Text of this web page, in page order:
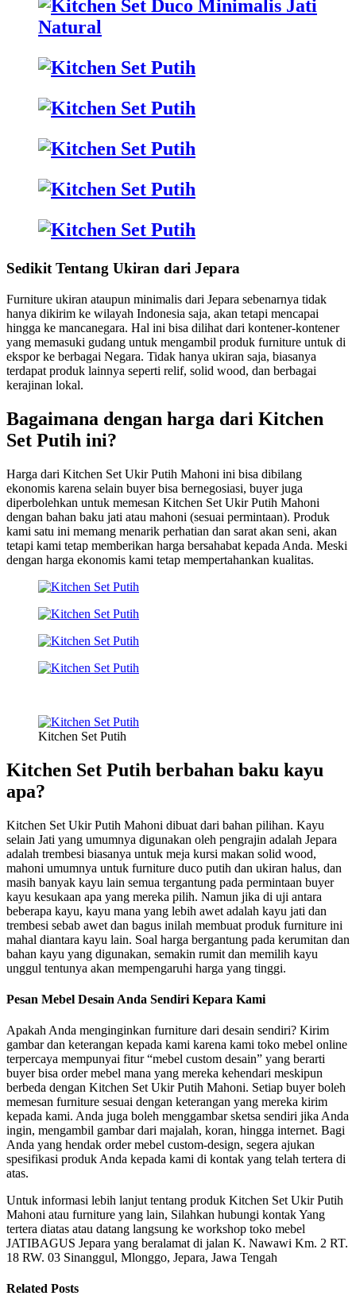
Sedikit Tentang Ukiran dari Jepara
Furniture ukiran ataupun minimalis dari Jepara sebenarnya tidak
hanya dikirim ke wilayah Indonesia saja, akan tetapi mencapai
hingga ke mancanegara. Hal ini bisa dilihat dari kontener-kontener
yang memasuki gudang untuk mengambil produk furniture untuk di
ekspor ke berbagai Negara. Tidak hanya ukiran saja, biasanya
terdapat produk lainnya seperti relif, solid wood, dan berbagai
kerajinan lokal.
Bagaimana dengan harga dari Kitchen
Set Putih ini?
Harga dari Kitchen Set Ukir Putih Mahoni ini bisa dibilang
ekonomis karena selain buyer bisa bernegosiasi, buyer juga
diperbolehkan untuk memesan Kitchen Set Ukir Putih Mahoni
dengan bahan baku jati atau mahoni (sesuai permintaan). Produk
kami satu ini memang menarik perhatian dan sarat akan seni, akan
tetapi kami tetap memberikan harga bersahabat kepada Anda. Meski
dengan harga ekonomis kami tetap mempertahankan kualitas.
Kitchen Set Putih
Kitchen Set Putih berbahan baku kayu
apa?
Kitchen Set Ukir Putih Mahoni dibuat dari bahan pilihan. Kayu
selain Jati yang umumnya digunakan oleh pengrajin adalah Jepara
adalah trembesi biasanya untuk meja kursi makan solid wood,
mahoni umumnya untuk furniture duco putih dan ukiran halus, dan
masih banyak kayu lain semua tergantung pada permintaan buyer
kayu kesukaan apa yang mereka pilih. Namun jika di uji antara
beberapa kayu, kayu mana yang lebih awet adalah kayu jati dan
trembesi sebab awet dan bagus inilah membuat produk furniture ini
mahal diantara kayu lain. Soal harga bergantung pada kerumitan dan
bahan kayu yang digunakan, semakin rumit dan memilih kayu
unggul tentunya akan mempengaruhi harga yang tinggi.
Pesan Mebel Desain Anda Sendiri Kepara Kami
Apakah Anda menginginkan furniture dari desain sendiri? Kirim
gambar dan keterangan kepada kami karena kami toko mebel online
terpercaya mempunyai fitur “mebel custom desain” yang berarti
buyer bisa order mebel mana yang mereka kehendari meskipun
berbeda dengan Kitchen Set Ukir Putih Mahoni. Setiap buyer boleh
memesan furniture sesuai dengan keterangan yang mereka kirim
kepada kami. Anda juga boleh menggambar sketsa sendiri jika Anda
ingin, mengambil gambar dari majalah, koran, hingga internet. Bagi
Anda yang hendak order mebel custom-design, segera ajukan
spesifikasi produk Anda kepada kami di kontak yang telah tertera di
atas.
Untuk informasi lebih lanjut tentang produk Kitchen Set Ukir Putih
Mahoni atau furniture yang lain, Silahkan hubungi kontak Yang
tertera diatas atau datang langsung ke workshop toko mebel
JATIBAGUS Jepara yang beralamat di jalan K. Nawawi Km. 2 RT.
18 RW. 03 Sinanggul, Mlonggo, Jepara, Jawa Tengah
Related Posts